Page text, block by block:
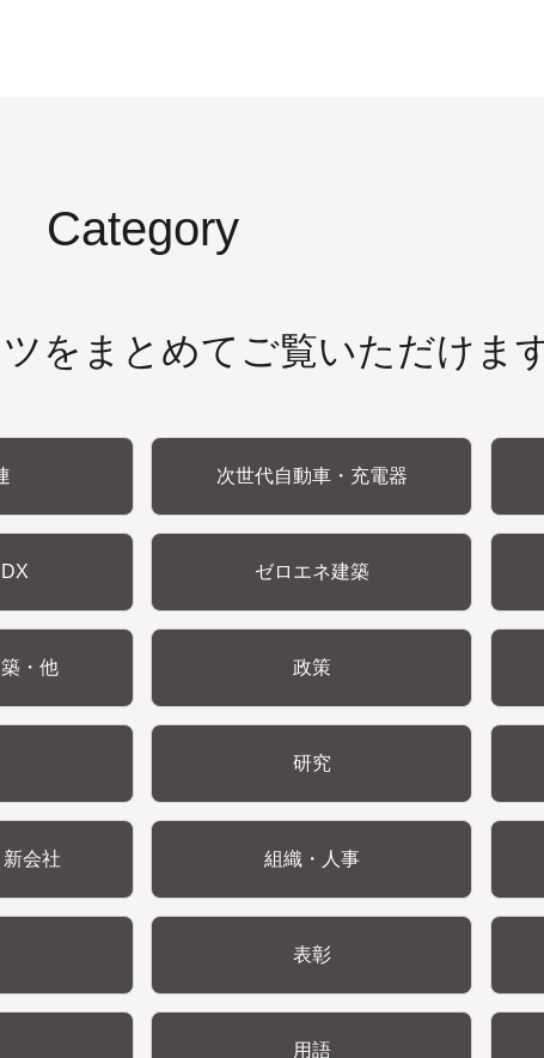
Category
をまとめてご覧いただけま
次世代自動車・充電器
ゼロエネ建築
・他 政策
研究
会社 組織・人事
表彰
用語